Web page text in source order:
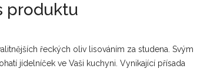
produktu
řeckých oliv lisováním za studena. Svým
jídelníček ve Vaši kuchyni. Vynikající přísada